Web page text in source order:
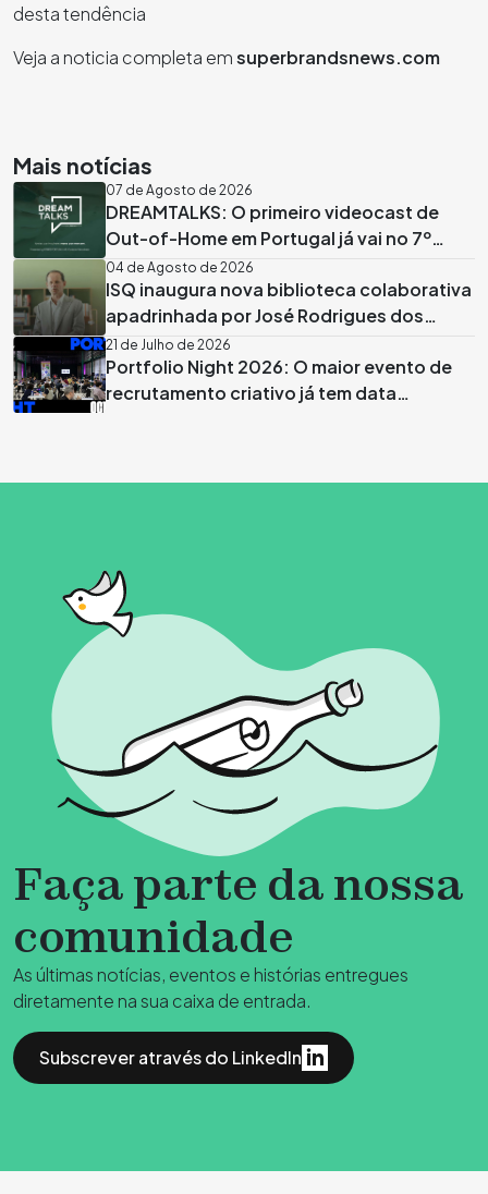
desta tendência
Veja a noticia completa emsuperbrandsnews.com
Mais notícias
07 de Agosto de 2026
DREAMTALKS: O primeiro videocast de
Out-of-Home em Portugal já vai no 7º
episódio
04 de Agosto de 2026
ISQ inaugura nova biblioteca colaborativa
apadrinhada por José Rodrigues dos
Santos
21 de Julho de 2026
Portfolio Night 2026: O maior evento de
recrutamento criativo já tem data
Faça parte da nossa
comunidade
As últimas notícias, eventos e histórias entregues
diretamente na sua caixa de entrada.
Subscrever através do LinkedIn